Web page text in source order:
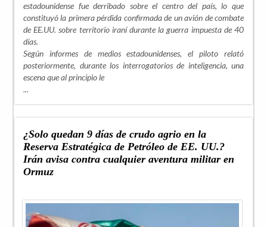
estadounidense fue derribado sobre el centro del país, lo que
constituyó la primera pérdida confirmada de un avión de combate
de EE.UU. sobre territorio iraní durante la guerra impuesta de 40
días.
Según informes de medios estadounidenses, el piloto relató
posteriormente, durante los interrogatorios de inteligencia, una
escena que al principio le
...
¿Solo quedan 9 días de crudo agrio en la
Reserva Estratégica de Petróleo de EE. UU.?
Irán avisa contra cualquier aventura militar en
Ormuz